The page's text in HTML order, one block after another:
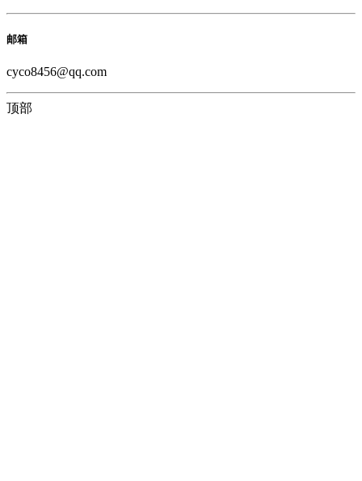
邮箱
cyco8456@qq.com
顶部